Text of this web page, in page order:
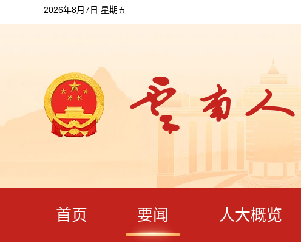
2026年8月7日 星期五
首页 要闻 人大概览